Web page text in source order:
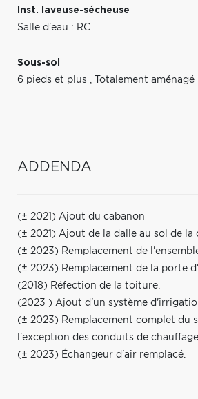
Inst. laveuse-sécheuse
Salle d'eau : RC
Sous-sol
6 pieds et plus , Totalement aménagé
ADDENDA
(± 2021) Ajout du cabanon
(± 2021) Ajout de la dalle au sol de la
(± 2023) Remplacement de
(± 2023) Remplacement de la porte
(2018) Réfection de la toiture.
(2023 ) Ajout d'un système
(± 2023) Remplacement complet du
l'exception des conduits de
(± 2023) Échangeur d'air remplacé.